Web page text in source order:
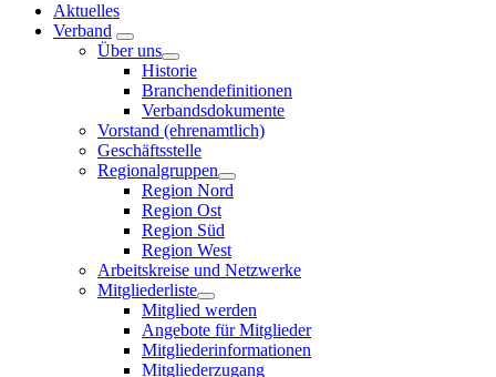
Aktuelles
Verband
Über uns
Historie
Branchendefinitionen
Verbandsdokumente
Vorstand (ehrenamtlich)
Geschäftsstelle
Regionalgruppen
Region Nord
Region Ost
Region Süd
Region West
Arbeitskreise und Netzwerke
Mitgliederliste
Mitglied werden
Angebote für Mitglieder
Mitgliederinformationen
Mitgliederzugang